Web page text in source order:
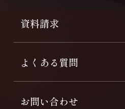
資料請求
よくある質問
お問い合わせ